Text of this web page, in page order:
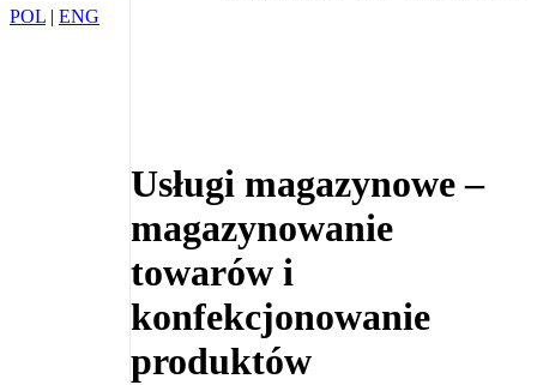
POL | ENG
Usługi magazynowe –
magazynowanie
towarów i
konfekcjonowanie
produktów